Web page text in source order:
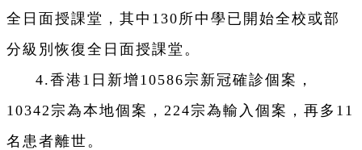
全日面授課堂，其中130所中學已開始全校或部
分級別恢復全日面授課堂。
4.香港1日新增10586宗新冠確診個案，
10342宗為本地個案，224宗為輸入個案，再多11
名患者離世。